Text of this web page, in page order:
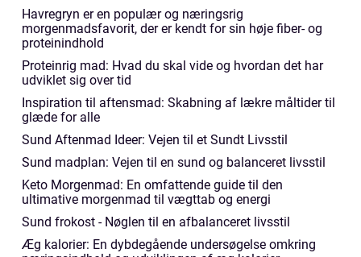
Havregryn er en populær og næringsrig
morgenmadsfavorit, der er kendt for sin høje fiber- og
proteinindhold
Proteinrig mad: Hvad du skal vide og hvordan det har
udviklet sig over tid
Inspiration til aftensmad: Skabning af lækre måltider til
glæde for alle
Sund Aftenmad Ideer: Vejen til et Sundt Livsstil
Sund madplan: Vejen til en sund og balanceret livsstil
Keto Morgenmad: En omfattende guide til den
ultimative morgenmad til vægttab og energi
Sund frokost - Nøglen til en afbalanceret livsstil
Æg kalorier: En dybdegående undersøgelse omkring